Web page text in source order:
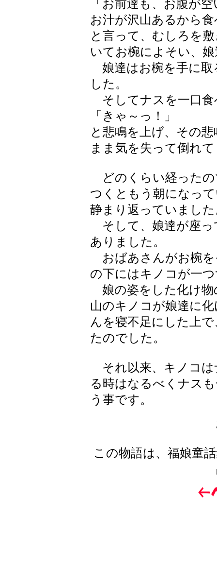
「お前達も、お腹が
お汁が沢山あるから
と言って、むしろを
いてお椀によそい、
娘達はお椀を手に取
した。
そしてナスを一口食
「きゃ～っ！」
と悲鳴を上げ、その
まま気を失って倒れ
どのくらい経ったの
つくともう朝になっ
静まり返っていまし
そして、娘達が座っ
ありました。
おばあさんがお椀を
の下にはキノコが一
娘の姿をした化け物
山のキノコが娘達に
んを寝不足にした上
たのでした。
それ以来、キノコは
る時はなるべくナス
う事です。
この物語は、福娘童